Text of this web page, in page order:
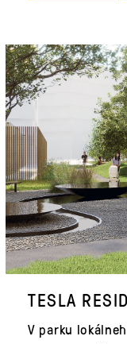
TESLA
V parku